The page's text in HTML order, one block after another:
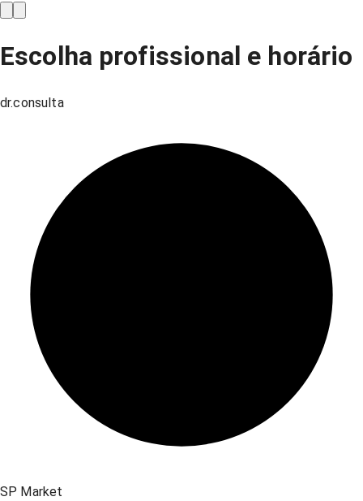
Escolha profissional e horário
dr.consulta
SP Market